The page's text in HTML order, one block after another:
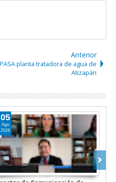
Anterior
planta tratadora de agua de
Atizapán
05
Ago
2026